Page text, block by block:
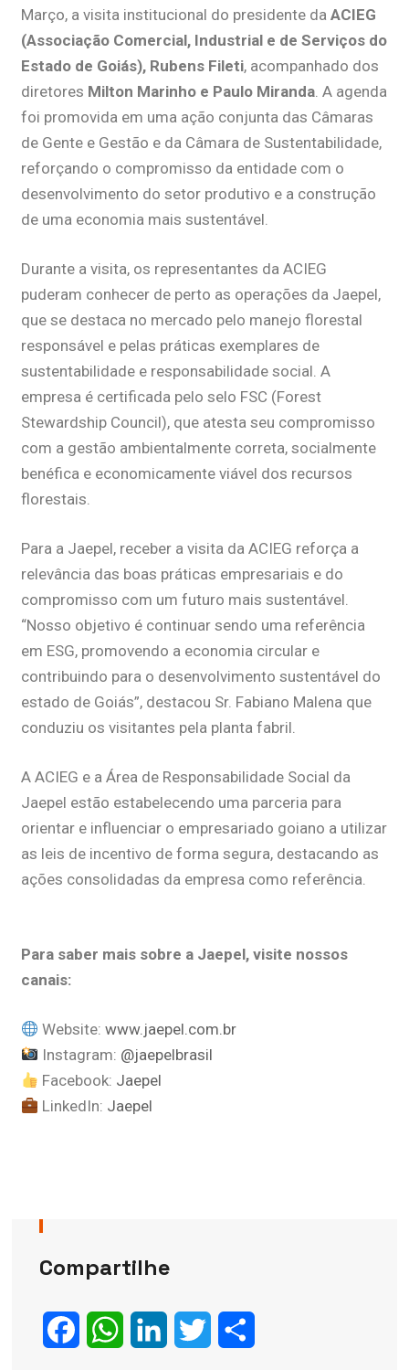
Março, a visita institucional do presidente da ACIEG
(Associação Comercial, Industrial e de Serviços do
Estado de Goiás), Rubens Fileti, acompanhado dos
diretores Milton Marinho e Paulo Miranda. A agenda
foi promovida em uma ação conjunta das Câmaras
de Gente e Gestão e da Câmara de Sustentabilidade,
reforçando o compromisso da entidade com o
desenvolvimento do setor produtivo e a construção
de uma economia mais sustentável.
Durante a visita, os representantes da ACIEG
puderam conhecer de perto as operações da Jaepel,
que se destaca no mercado pelo manejo florestal
responsável e pelas práticas exemplares de
sustentabilidade e responsabilidade social. A
empresa é certificada pelo selo FSC (Forest
Stewardship Council), que atesta seu compromisso
com a gestão ambientalmente correta, socialmente
benéfica e economicamente viável dos recursos
florestais.
Para a Jaepel, receber a visita da ACIEG reforça a
relevância das boas práticas empresariais e do
compromisso com um futuro mais sustentável.
“Nosso objetivo é continuar sendo uma referência
em ESG, promovendo a economia circular e
contribuindo para o desenvolvimento sustentável do
estado de Goiás”, destacou Sr. Fabiano Malena que
conduziu os visitantes pela planta fabril.
A ACIEG e a Área de Responsabilidade Social da
Jaepel estão estabelecendo uma parceria para
orientar e influenciar o empresariado goiano a utilizar
as leis de incentivo de forma segura, destacando as
ações consolidadas da empresa como referência.
Para saber mais sobre a Jaepel, visite nossos
canais:
Website:www.jaepel.com.br
Instagram: @jaepelbrasil
Facebook: Jaepel
LinkedIn: Jaepel
Compartilhe
FacebookWhatsAppLinkedIn Twitter